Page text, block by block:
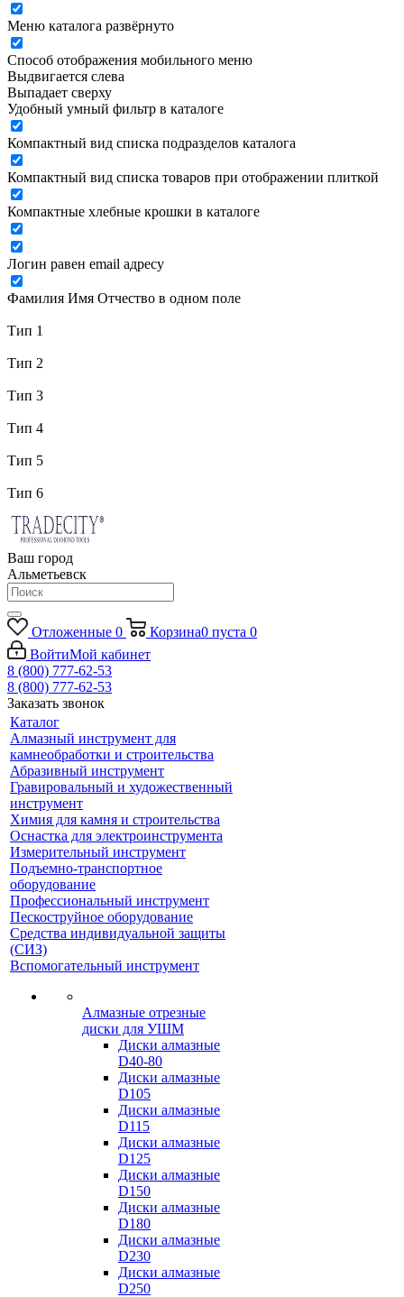
Меню каталога развёрнуто
Способ отображения мобильного меню
Выдвигается слева
Выпадает сверху
Удобный умный фильтр в каталоге
Компактный вид списка подразделов каталога
Компактный вид списка товаров при отображении плиткой
Компактные хлебные крошки в каталоге
Логин равен email адресу
Фамилия Имя Отчество в одном поле
Тип 1
Тип 2
Тип 3
Тип 4
Тип 5
Тип 6
Ваш город
Альметьевск
Отложенные 0 Корзина0 пуста 0
ВойтиМой кабинет
8 (800) 777-62-53
8 (800) 777-62-53
Заказать звонок
Каталог
Алмазный инструмент для
камнеобработки и строительства
Абразивный инструмент
Гравировальный и художественный
инструмент
Химия для камня и строительства
Оснастка для электроинструмента
Измерительный инструмент
Подъемно-транспортное
оборудование
Профессиональный инструмент
Пескоструйное оборудование
Средства индивидуальной защиты
(СИЗ)
Вспомогательный инструмент
Алмазные отрезные
диски для УШМ
Диски алмазные
D40-80
Диски алмазные
D105
Диски алмазные
D115
Диски алмазные
D125
Диски алмазные
D150
Диски алмазные
D180
Диски алмазные
D230
Диски алмазные
D250